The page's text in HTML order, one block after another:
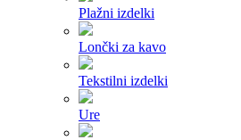
Plažni izdelki
Lončki za kavo
Tekstilni izdelki
Ure